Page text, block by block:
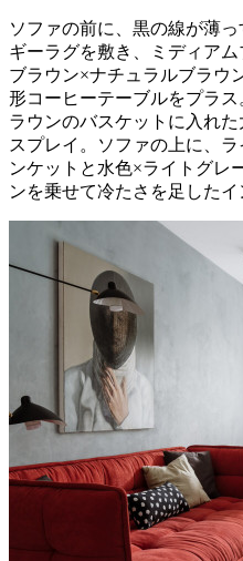
ソファの前に、黒の線が薄
ギーラグを敷き、ミディア
ブラウン×ナチュラルブラウ
形コーヒーテーブルをプラ
ラウンのバスケットに入れ
スプレイ。ソファの上に、
ンケットと水色×ライトグレ
ンを乗せて冷たさを足したイ